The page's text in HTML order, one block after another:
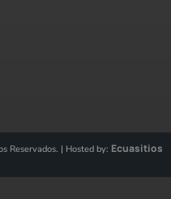
Reservados. | Hosted by: Ecuasitios